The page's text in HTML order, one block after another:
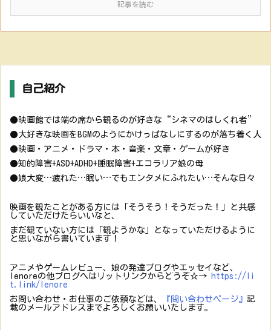
記事を読む
自己紹介
●映画館では端の席から観るのが好きな“シネマのはしくれ者”
●大好きな映画をBGMのようにかけっぱなしにするのが落ち着く人
●映画・アニメ・ドラマ・本・音楽・文章・ゲームが好き
●知的障害+ASD+ADHD+睡眠障害+エコラリア娘の母
●娘大変…疲れた…眠い…でもエンタメにふれたい…そんな日々
映画を観たことがある方には「そうそう！そうだった！」と共感
していただけたらいいなと、
まだ観ていない方には「観ようかな」となっていただけるように
と思いながら書いています！
アニメやゲームレビュー、娘の発達ブログやエッセイなど、
lenoreの他ブログへはリットリンクからどうぞ☆→
https://li
t.link/lenore
お問い合わせ・お仕事のご依頼などは、
『問い合わせページ』 記
載のメールアドレスまでよろしくお願いいたします。